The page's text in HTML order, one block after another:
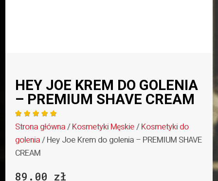
HEY JOE KREM DO GOLENIA
– PREMIUM SHAVE CREAM
    
Strona główna / Kosmetyki Męskie / Kosmetyki do
golenia / Hey Joe Krem do golenia – PREMIUM SHAVE
CREAM
89.00 zł